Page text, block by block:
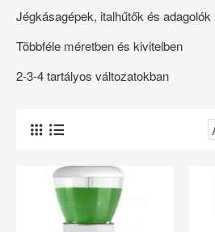
Jégkásagépek, italhűtők és adagolók
Többféle méretben és kivitelben
2-3-4 tartályos változatokban